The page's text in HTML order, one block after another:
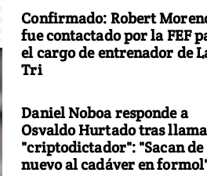
Confirmado: Robert
fue contactado por la FEF
el cargo de entrenador de
Tri
Daniel Noboa responde a
Osvaldo Hurtado tras
"criptodictador": "Sacan de
nuevo al cadáver en